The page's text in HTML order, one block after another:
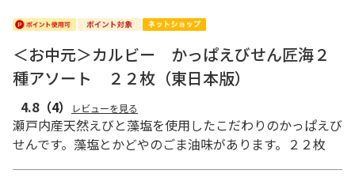
＜お中元＞カルビー かっぱえびせん匠海２
種アソート ２２枚（東日本版）
4.8（4） レビューを見る
瀬戸内産天然えびと藻塩を使用したこだわりのかっぱえび
せんです。藻塩とかどやのごま油味があります。２２枚